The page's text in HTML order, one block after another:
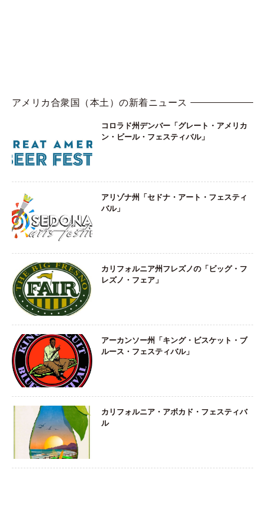
アメリカ合衆国（本土）の新着ニュース
コロラド州デンバー「グレート・アメリカ
ン・ビール・フェスティバル」
アリゾナ州「セドナ・アート・フェスティ
バル」
カリフォルニア州フレズノの「ビッグ・フ
レズノ・フェア」
アーカンソー州「キング・ビスケット・ブ
ルース・フェスティバル」
カリフォルニア・アボカド・フェスティバ
ル